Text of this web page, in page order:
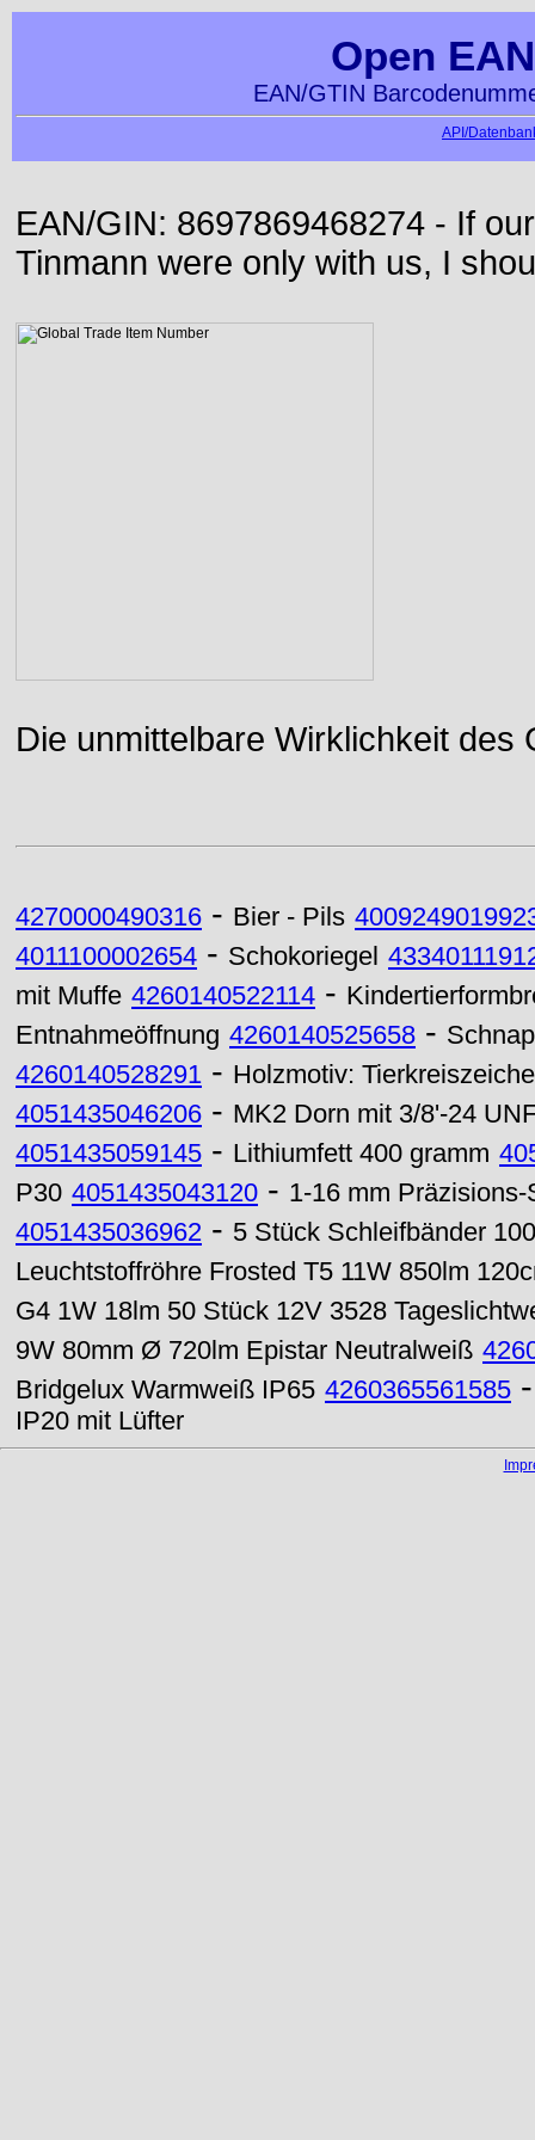
Open
EAN/GTIN
API/
EAN/GIN: 8697869468274 - If
Tinmann were only with us, I
Die unmittelbare Wirklichkeit des
4270000490316 - Bier - Pils
4011100002654 - Schokoriegel
mit Muffe 4260140522114 -
Entnahmeöffnung 4260140525658 -
4260140528291 - Holzmotiv:
4051435046206 - MK2 Dorn mit 3/8'-24
4051435059145 - Lithiumfett 400 gramm
P30 4051435043120 - 1-16 mm
4051435036962 - 5 Stück Schleifbänder
Leuchtstoffröhre Frosted T5 11W 850lm
G4 1W 18lm 50 Stück 12V 3528
9W 80mm Ø 720lm Epistar Neutralweiß
Bridgelux Warmweiß IP65 4260365561585
IP20 mit Lüfter